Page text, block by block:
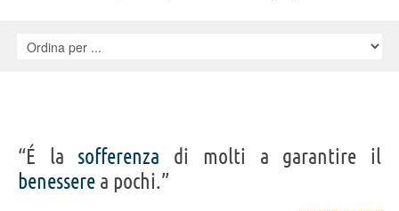
“É la sofferenza di molti a garantire il
benessere a pochi.”